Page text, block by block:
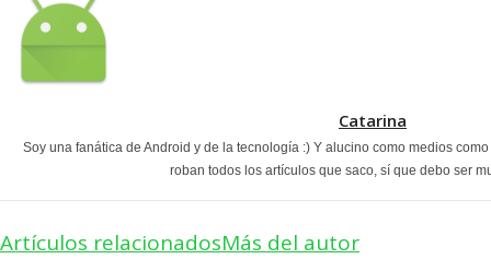
Catarina
Soy una fanática de Android y de la tecnología :) Y alucino como medios
roban todos los artículos que saco, sí que debo ser
Artículos relacionadosMás del autor